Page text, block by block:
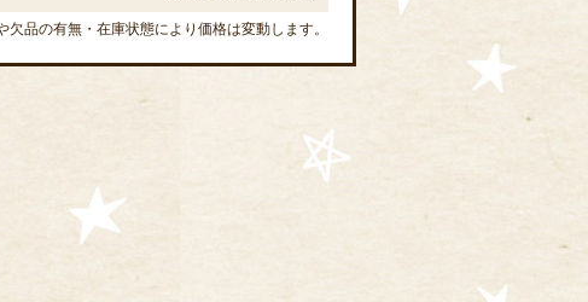
品の有無・在庫状態により価格は変動します。